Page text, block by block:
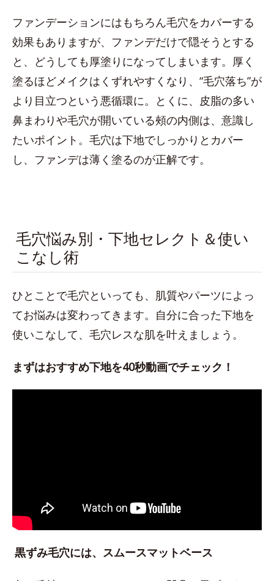
ファンデーションにはもちろん毛穴をカバーする
効果もありますが、ファンデだけで隠そうとする
と、どうしても厚塗りになってしまいます。厚く
塗るほどメイクはくずれやすくなり、“毛穴落ち”が
より目立つという悪循環に。とくに、皮脂の多い
鼻まわりや毛穴が開いている頰の内側は、意識し
たいポイント。毛穴は下地でしっかりとカバー
し、ファンデは薄く塗るのが正解です。
毛穴悩み別・下地セレクト＆使い
こなし術
ひとことで毛穴といっても、肌質やパーツによっ
てお悩みは変わってきます。自分に合った下地を
使いこなして、毛穴レスな肌を叶えましょう。
まずはおすすめ下地を40秒動画でチェック！
黒ずみ毛穴には、スムースマットベース